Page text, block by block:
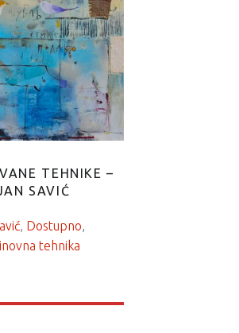
TEHNIKE –
SAVIĆ
, Dostupno
tehnika